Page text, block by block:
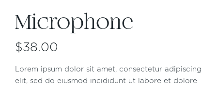
Microphone
$38.00
Lorem ipsum dolor sit amet, consectetur adipiscing
elit, sed do eiusmod incididunt ut labore et dolore